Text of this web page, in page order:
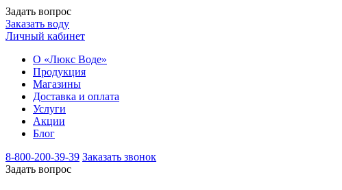
Задать вопрос
Заказать воду
Личный кабинет
О «Люкс Воде»
Продукция
Магазины
Доставка и оплата
Услуги
Акции
Блог
8-800-200-39-39 Заказать звонок
Задать вопрос